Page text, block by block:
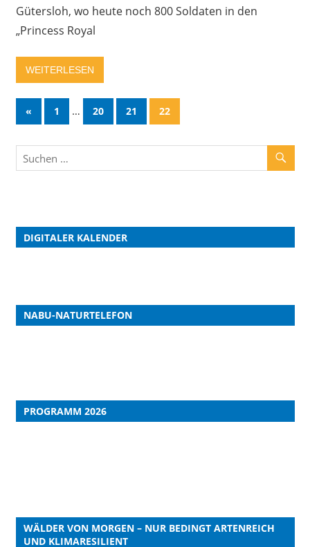
Gütersloh, wo heute noch 800 Soldaten in den
„Princess Royal
WEITERLESEN
« 1 … 20 21 22
DIGITALER KALENDER
NABU-NATURTELEFON
PROGRAMM 2026
WÄLDER VON MORGEN – NUR BEDINGT ARTENREICH
UND KLIMARESILIENT